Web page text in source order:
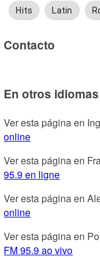
Hits Latin
Contacto
En otros idiomas
Ver esta página en
online
Ver esta página en
95.9 en ligne
Ver esta página en
online
Ver esta página en
FM 95.9 ao vivo